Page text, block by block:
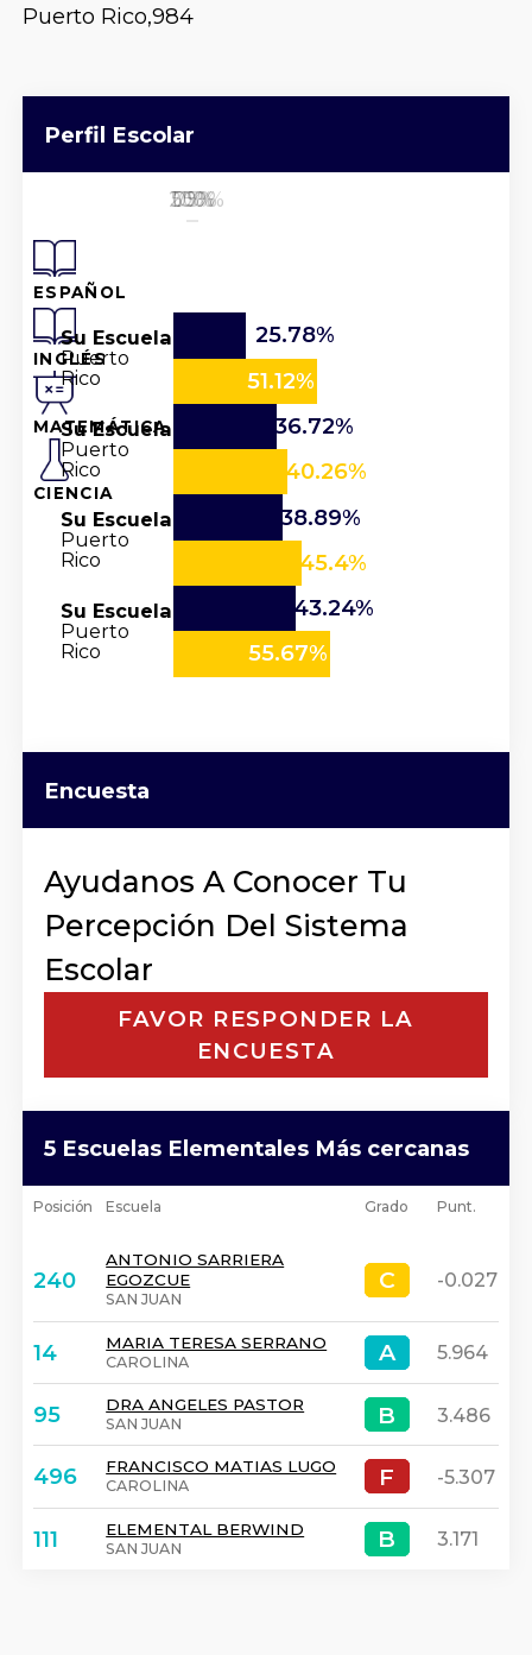
Puerto Rico,984
Perfil Escolar
ESPAÑOL
INGLÉS
MATEMÁTICA
CIENCIA
Su Escuela
Puerto
Rico
25.78%
51.12%
Su Escuela
Puerto
Rico
36.72%
40.26%
Su Escuela
Puerto
Rico
38.89%
45.4%
Su Escuela
Puerto
Rico
43.24%
55.67%
0%
25%
50%
75%
100%
Encuesta
Ayudanos A Conocer Tu
Percepción Del Sistema
Escolar
FAVOR RESPONDER LA
ENCUESTA
5 Escuelas Elementales Más cercanas
Posición Escuela Grado Punt.
240
ANTONIO SARRIERA
EGOZCUE
SAN JUAN
C
C -0.027
14 MARIA TERESA SERRANO
CAROLINA A
A 5.964
95 DRA ANGELES PASTOR
SAN JUAN B
B 3.486
496 FRANCISCO MATIAS LUGO
CAROLINA F
F -5.307
111 ELEMENTAL BERWIND
SAN JUAN B
B 3.171